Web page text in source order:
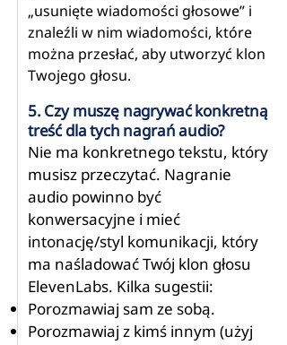
„usunięte wiadomości głosowe” i
znaleźli w nim wiadomości, które
można przesłać, aby utworzyć klon
Twojego głosu.
5. Czy muszę nagrywać konkretną
treść dla tych nagrań audio?
Nie ma konkretnego tekstu, który
musisz przeczytać. Nagranie
audio powinno być
konwersacyjne i mieć
intonację/styl komunikacji, który
ma naśladować Twój klon głosu
ElevenLabs. Kilka sugestii:
Porozmawiaj sam ze sobą.
Porozmawiaj z kimś innym (użyj